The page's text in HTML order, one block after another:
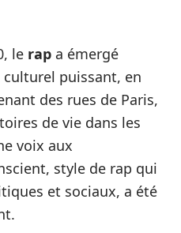
le rap a émergé
puissant, en
des rues de Paris,
de vie dans les
voix aux
style de rap qui
et sociaux, a été